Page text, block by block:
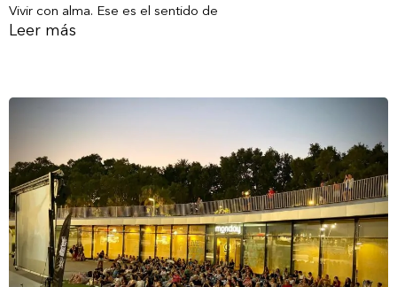
Vivir con alma. Ese es el sentido de
Leer más